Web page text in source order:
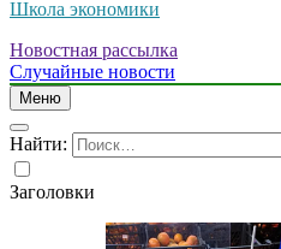
Школа экономики
Новостная рассылка
Случайные новости
Меню
Найти:
Заголовки